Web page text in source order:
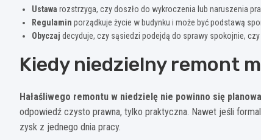
Ustawa rozstrzyga, czy doszło do wykroczenia lub naruszenia
Regulamin porządkuje życie w budynku i może być podstawą
Obyczaj decyduje, czy sąsiedzi podejdą do sprawy spokojnie,
Kiedy niedzielny remont
Hałaśliwego remontu w niedzielę nie powinno się
odpowiedź czysto prawna, tylko praktyczna. Nawet jeśli
zysk z jednego dnia pracy.